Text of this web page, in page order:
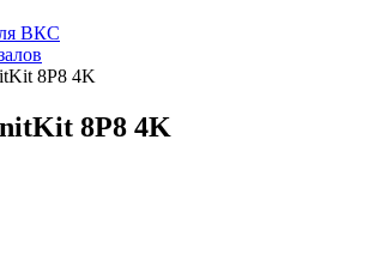
ВКС
8P8 4K
8P8 4K